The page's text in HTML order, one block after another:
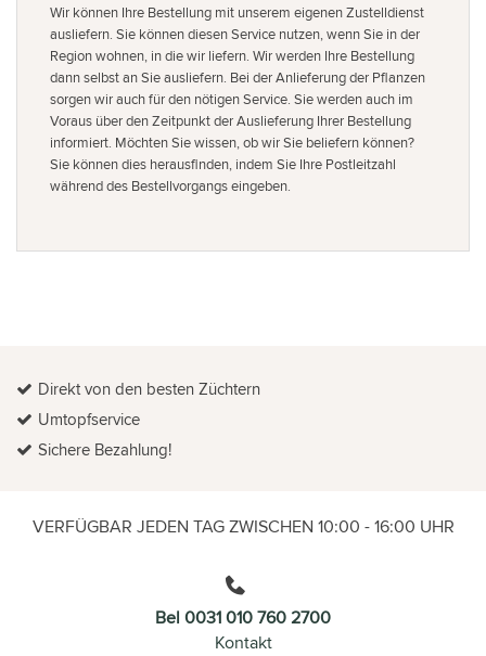
Wir können Ihre Bestellung mit unserem eigenen Zustelldienst
ausliefern. Sie können diesen Service nutzen, wenn Sie in der
Region wohnen, in die wir liefern. Wir werden Ihre Bestellung
dann selbst an Sie ausliefern. Bei der Anlieferung der Pflanzen
sorgen wir auch für den nötigen Service. Sie werden auch im
Voraus über den Zeitpunkt der Auslieferung Ihrer Bestellung
informiert. Möchten Sie wissen, ob wir Sie beliefern können?
Sie können dies herausfinden, indem Sie Ihre Postleitzahl
während des Bestellvorgangs eingeben.
Direkt von den besten Züchtern
Umtopfservice
Sichere Bezahlung!
VERFÜGBAR JEDEN TAG ZWISCHEN 10:00 - 16:00 UHR
Bel 0031 010 760 2700
Kontakt